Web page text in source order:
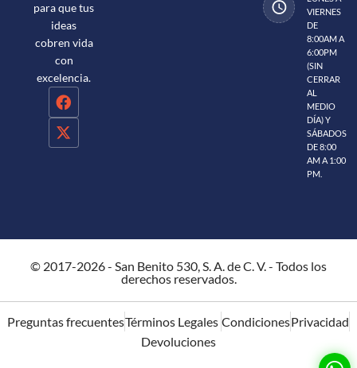
para que tus
ideas
cobren vida
con
excelencia.
VIERNES
DE
8:00AM A
6:00PM
(SIN
CERRAR
AL
MEDIO
DÍA) Y
SÁBADOS
DE 8:00
AM A 1:00
PM.
© 2017-2026 - San Benito 530, S. A. de C. V. - Todos los
derechos reservados.
Preguntas frecuentesTérminos Legales CondicionesPrivacidad
Devoluciones